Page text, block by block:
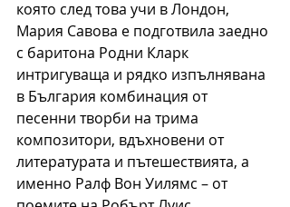
която след това учи в Лондон,
Мария Савова е подготвила заедно
с баритона Родни Кларк
интригуваща и рядко изпълнявана
в България комбинация от
песенни творби на трима
композитори, вдъхновени от
литературата и пътешествията, а
именно Ралф Вон Уилямс – от